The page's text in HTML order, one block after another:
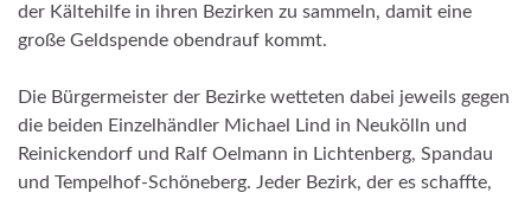
der Kältehilfe in ihren Bezirken zu sammeln, damit eine
große Geldspende obendrauf kommt.
Die Bürgermeister der Bezirke wetteten dabei jeweils gegen
die beiden Einzelhändler Michael Lind in Neukölln und
Reinickendorf und Ralf Oelmann in Lichtenberg, Spandau
und Tempelhof-Schöneberg. Jeder Bezirk, der es schaffte,